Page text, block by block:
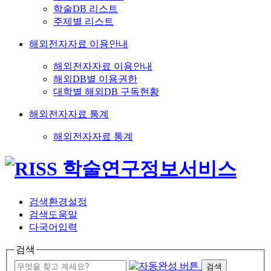
학술DB 리스트
주제별 리스트
해외전자자료 이용안내
해외전자자료 이용안내
해외DB별 이용권한
대학별 해외DB 구독현황
해외전자자료 통계
해외전자자료 통계
검색환경설정
검색도움말
다국어입력
검색
검색